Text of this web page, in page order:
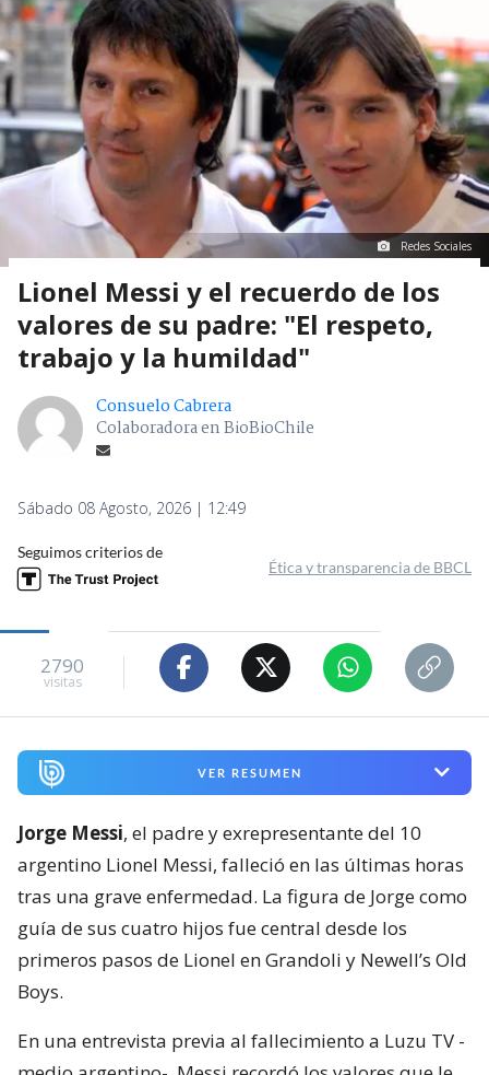
Redes Sociales
Lionel Messi y el recuerdo de los
valores de su padre: "El respeto,
trabajo y la humildad"
Consuelo Cabrera
Colaboradora en BioBioChile
Sábado 08 Agosto, 2026 | 12:49
Seguimos criterios de
Ética y transparencia de BBCL
2790
visitas
VER RESUMEN
Jorge Messi, el padre y exrepresentante del 10
argentino Lionel Messi, falleció en las últimas horas
tras una grave enfermedad. La figura de Jorge como
guía de sus cuatro hijos fue central desde los
primeros pasos de Lionel en Grandoli y Newell’s Old
Boys.
En una entrevista previa al fallecimiento a Luzu TV -